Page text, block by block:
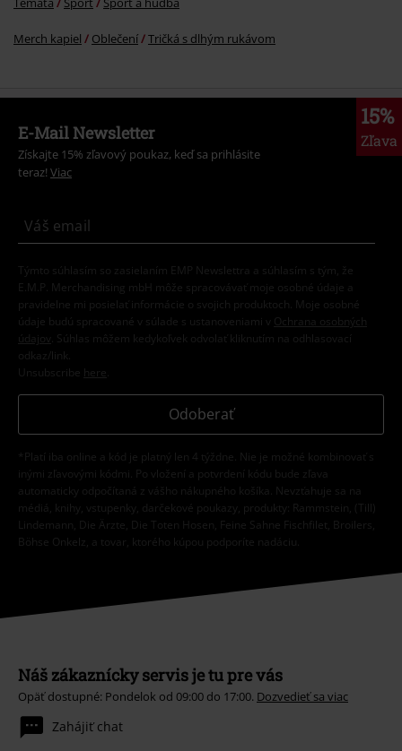
Merch kapiel Oblečení Tričká s dlhým rukávom
15%
Zľava
E-Mail Newsletter
Získajte 15% zľavový poukaz, keď sa prihlásite
teraz! Viac
Týmto súhlasím so zasielaním EMP Newslettra a súhlasím s tým, že
E.M.P. Merchandising mbH môže spracovávať moje osobné údaje a
pravidelne mi posielať informácie o svojich produktoch. Moje osobné
údaje budú spracované v súlade s ustanoveniami v
Ochrana osobných
údajov
. Súhlas môžem kedykoľvek odvolať kliknutím na odhlasovací
odkaz/link.
Unsubscribe here
Odoberať
*Platí iba online a kód je platný len 4 týždne. Nie je možné kombinovať s
inými zľavovými kódmi. Po vložení a potvrdení kódu bude zľava
automaticky odpočítaná z vášho nákupného košíka. Nevzťahuje sa na
médiá, knihy, vstupenky, darčekové poukazy, produkty: Rammstein, (Till)
Lindemann, Die Ärzte, Die Toten Hosen, Feine Sahne Fischfilet, Broilers,
Böhse Onkelz, a tovar, ktorého kúpou podporíte nadáciu.
Náš zákaznícky servis je tu pre vás
Opäť dostupné: Pondelok od 09:00 do 17:00. Dozvedieť sa viac
Zahájiť chat